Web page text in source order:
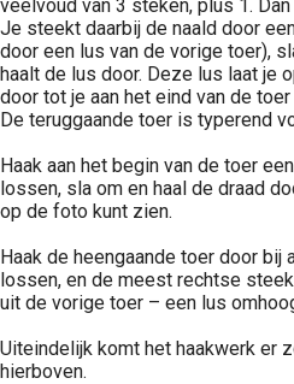
veelvoud van 3 steken, plus 1.
Je steekt daarbij de naald door
door een lus van de vorige toer),
haalt de lus door. Deze lus laat je
door tot je aan het eind van de toer
De teruggaande toer is typerend
Haak aan het begin van de toer
lossen, sla om en haal de draad
op de foto kunt zien.
Haak de heengaande toer door
lossen, en de meest rechtse
uit de vorige toer – een lus
Uiteindelijk komt het haakwerk er
hierboven.